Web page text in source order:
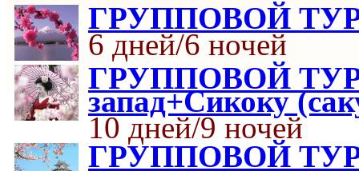
ГРУППОВОЙ ТУР
6 дней/6 ночей
ГРУППОВОЙ ТУР
запад+Сикоку
10 дней/9 ночей
ГРУППОВОЙ ТУР